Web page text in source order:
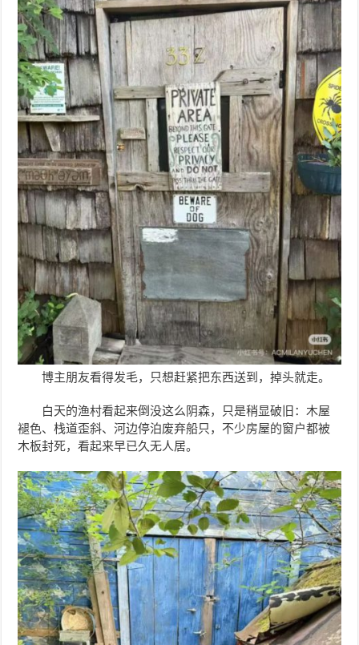
博主朋友看得发毛，只想赶紧把东西送到，掉头就走。
白天的渔村看起来倒没这么阴森，只是稍显破旧：木屋
褪色、栈道歪斜、河边停泊废弃船只，不少房屋的窗户都被
木板封死，看起来早已久无人居。